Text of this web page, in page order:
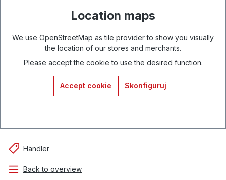
Location maps
We use OpenStreetMap as tile provider to show you visually
the location of our stores and merchants.
Please accept the cookie to use the desired function.
Accept cookie Skonfiguruj
Händler
Back to overview